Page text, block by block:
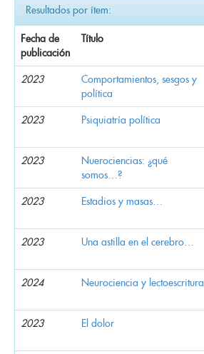
Resultados por ítem:
Fecha de
publicación
Título
2023
Comportamientos, sesgos y
política
2023 Psiquiatría política
2023
Nuerociencias: ¿qué
somos…?
2023 Estadios y masas…
2023 Una astilla en el cerebro…
2024 Neurociencia y lectoescritura
2023 El dolor